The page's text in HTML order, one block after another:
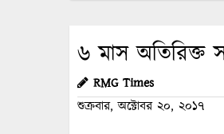
৬ মাস অতিরিক্ত
RMG Times
শুক্রবার, অক্টোবর ২০, ২০১৭